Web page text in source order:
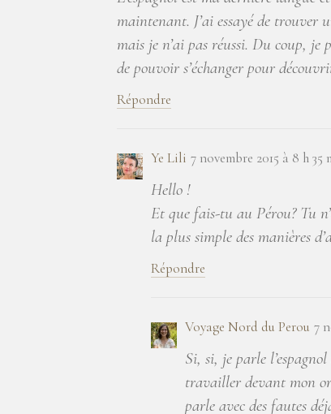
maintenant. J’ai essayé de trouver
mais je n’ai pas réussi. Du coup,
de pouvoir s’échanger pour
Répondre
Ye Lili 7 novembre 2015 à 8 h 35
Hello !
Et que fais-tu au Pérou? Tu
la plus simple des manières
Répondre
Voyage Nord du Perou 7
Si, si, je parle
travailler devant mon
parle avec des fautes